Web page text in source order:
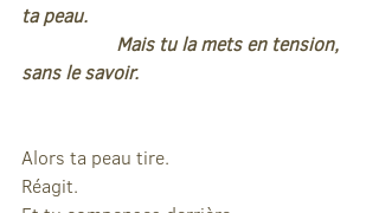
ta peau.
sans le savoir.
Alors ta peau tire.
Réagit.